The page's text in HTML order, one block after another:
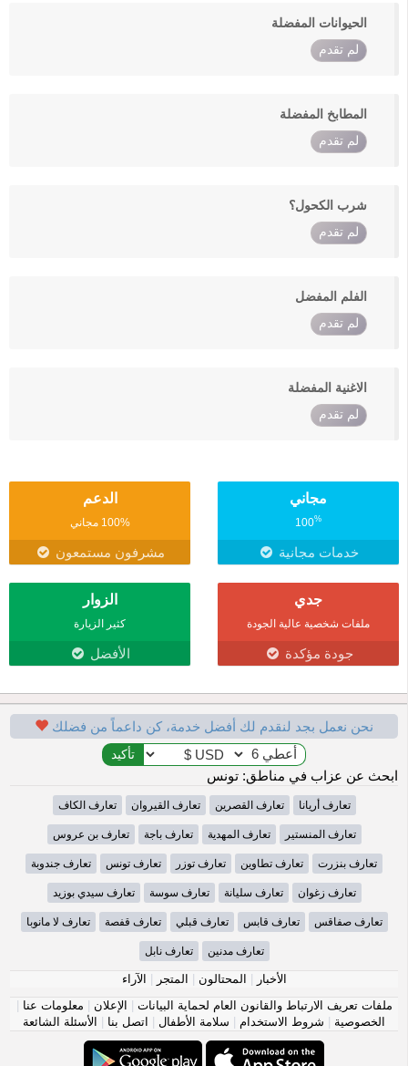
الحيوانات المفضلة
لم تقدم
المطابخ المفضلة
لم تقدم
شرب الكحول؟
لم تقدم
الفلم المفضل
لم تقدم
الاغنية المفضلة
لم تقدم
مجاني
100%
خدمات مجانية
الدعم
100% مجاني
مشرفون مستمعون
جدي
ملفات شخصية عالية الجودة
جودة مؤكدة
الزوار
كثير الزيارة
الأفضل
نحن نعمل بجد لنقدم لك أفضل خدمة، كن داعماً من فضلك
ابحث عن عزاب في مناطق: تونس
تعارف أريانا تعارف القصرين تعارف القيروان تعارف الكاف
تعارف المنستير تعارف المهدية تعارف باجة تعارف بن عروس
تعارف بنزرت تعارف تطاوين تعارف توزر تعارف تونس تعارف جندوبة
تعارف زغوان تعارف سليانة تعارف سوسة تعارف سيدي بوزيد
تعارف صفاقس تعارف قابس تعارف قبلي تعارف قفصة تعارف لا مانوبا
تعارف مدنين تعارف نابل
الأخبار | المحتالون | المتجر | الآراء
ملفات تعريف الارتباط والقانون العام لحماية البيانات | الإعلان | معلومات عنا |
الخصوصية | شروط الاستخدام | سلامة الأطفال | اتصل بنا | الأسئلة الشائعة